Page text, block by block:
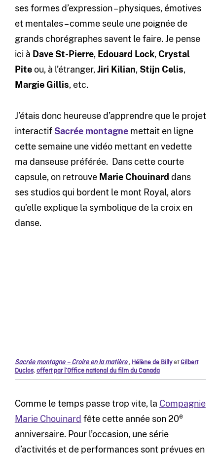
ses formes d’expression – physiques, émotives
et mentales – comme seule une poignée de
grands chorégraphes savent le faire. Je pense
ici à Dave St-Pierre, Edouard Lock,Crystal
Piteou, à l’étranger,Jiri Kilian, Stijn Celis,
Margie Gillis, etc.
J’étais donc heureuse d’apprendre que le projet
interactif Sacrée montagnemettait en ligne
cette semaine une vidéo mettant en vedette
ma danseuse préférée. Dans cette courte
capsule, on retrouve Marie Chouinard dans
ses studios qui bordent le mont Royal, alors
qu’elle explique la symbolique de la croix en
danse.
Sacrée montagne – Croire en la matière, Hélène de BillyetGilbert
Duclos,offert par l’Office national du film du Canada
Comme le temps passe trop vite, la Compagnie
Marie Chouinard fête cette année son 20e
anniversaire. Pour l’occasion, une série
d’activités et de performances sont prévues en